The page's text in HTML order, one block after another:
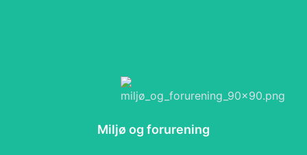
Miljø og forurening